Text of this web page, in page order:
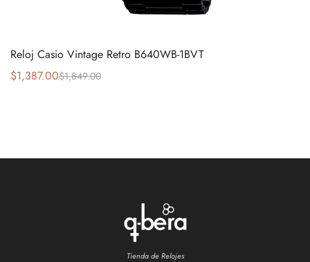
Reloj Casio Vintage Retro B640WB-1BVT
$1,849.00
$1,387.00
Tienda de Relojes